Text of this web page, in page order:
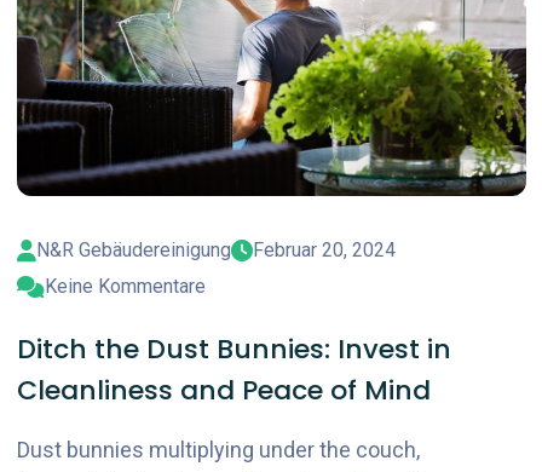
N&R Gebäudereinigung
Februar 20, 2024
Keine Kommentare
Ditch the Dust Bunnies: Invest in
Cleanliness and Peace of Mind
Dust bunnies multiplying under the couch,